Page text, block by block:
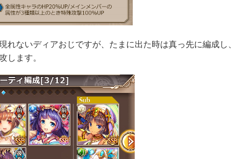
れないディアおじですが、たまに出た時は真っ先に編成し、
します。